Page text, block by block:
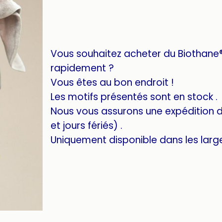
Vous souhaitez acheter du
rapidement ?
Vous êtes au bon endroit !
Les motifs présentés sont en stock .
Nous vous assurons une expédition
et jours fériés) .
Uniquement disponible dans les